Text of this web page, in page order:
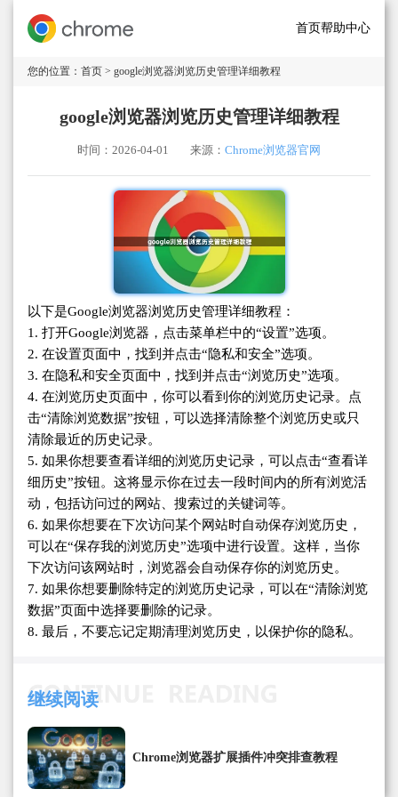
首页帮助中心
您的位置： 首页 > google浏览器浏览历史管理详细教程
google浏览器浏览历史管理详细教程
时间：2026-04-01 来源： Chrome浏览器官网
以下是Google浏览器浏览历史管理详细教程：
1. 打开Google浏览器，点击菜单栏中的“设置”选项。
2. 在设置页面中，找到并点击“隐私和安全”选项。
3. 在隐私和安全页面中，找到并点击“浏览历史”选项。
4. 在浏览历史页面中，你可以看到你的浏览历史记录。点
击“清除浏览数据”按钮，可以选择清除整个浏览历史或只
清除最近的历史记录。
5. 如果你想要查看详细的浏览历史记录，可以点击“查看详
细历史”按钮。这将显示你在过去一段时间内的所有浏览活
动，包括访问过的网站、搜索过的关键词等。
6. 如果你想要在下次访问某个网站时自动保存浏览历史，
可以在“保存我的浏览历史”选项中进行设置。这样，当你
下次访问该网站时，浏览器会自动保存你的浏览历史。
7. 如果你想要删除特定的浏览历史记录，可以在“清除浏览
数据”页面中选择要删除的记录。
8. 最后，不要忘记定期清理浏览历史，以保护你的隐私。
继续阅读
Chrome浏览器扩展插件冲突排查教程